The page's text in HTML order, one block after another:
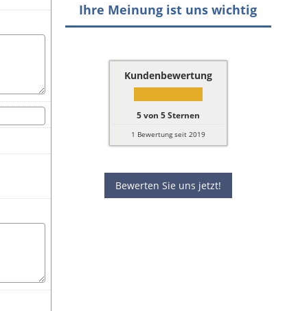
Ihre Meinung ist uns wichtig
Kundenbewertung
5von 5Sternen
1 Bewertung seit 2019
Bewerten Sie uns jetzt!